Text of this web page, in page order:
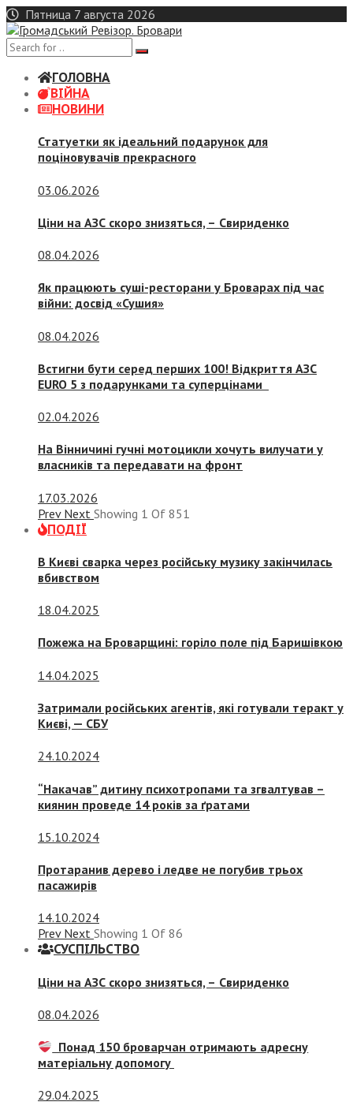
Skip
to
content
Пятница 7 августа 2026
ГОЛОВНА
ВІЙНА
НОВИНИ
Статуетки як ідеальний подарунок для
поціновувачів прекрасного
03.06.2026
Ціни на АЗС скоро знизяться, – Свириденко
08.04.2026
Як працюють суші-ресторани у Броварах під час
війни: досвід «Сушия»
08.04.2026
Встигни бути серед перших 100! Відкриття АЗС
EURO 5 з подарунками та суперцінами
02.04.2026
На Вінничині гучні мотоцикли хочуть вилучати у
власників та передавати на фронт
17.03.2026
Prev Next Showing 1 Of 851
ПОДІЇ
В Києві сварка через російську музику закінчилась
вбивством
18.04.2025
Пожежа на Броварщині: горіло поле під Баришівкою
14.04.2025
Затримали російських агентів, які готували теракт у
Києві, — СБУ
24.10.2024
“Накачав” дитину психотропами та згвалтував –
киянин проведе 14 років за ґратами
15.10.2024
Протаранив дерево і ледве не погубив трьох
пасажирів
14.10.2024
Prev Next Showing 1 Of 86
СУСПIЛЬСТВО
Ціни на АЗС скоро знизяться, – Свириденко
08.04.2026
Понад 150 броварчан отримають адресну
матеріальну допомогу
29.04.2025